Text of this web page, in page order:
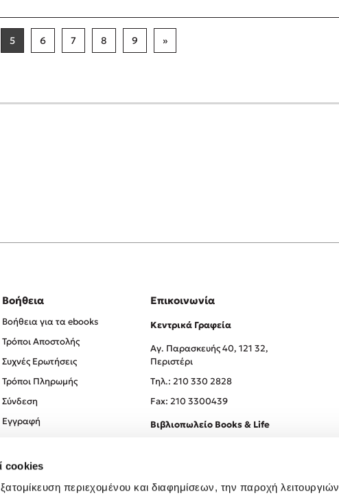
cookies
περιεχομένου και διαφημίσεων, την παροχή λειτουργιών
5 6 7 8 9 »
Βοήθεια
Βοήθεια για τα ebooks
Τρόποι Αποστολής
Συχνές Ερωτήσεις
Τρόποι Πληρωμής
Σύνδεση
Εγγραφή
Επικοινωνία
Κεντρικά Γραφεία
Αγ. Παρασκευής 40, 121 32,
Περιστέρι
Tηλ.: 210 330 2828
Fax: 210 3300439
Βιβλιοπωλείο Books & Life